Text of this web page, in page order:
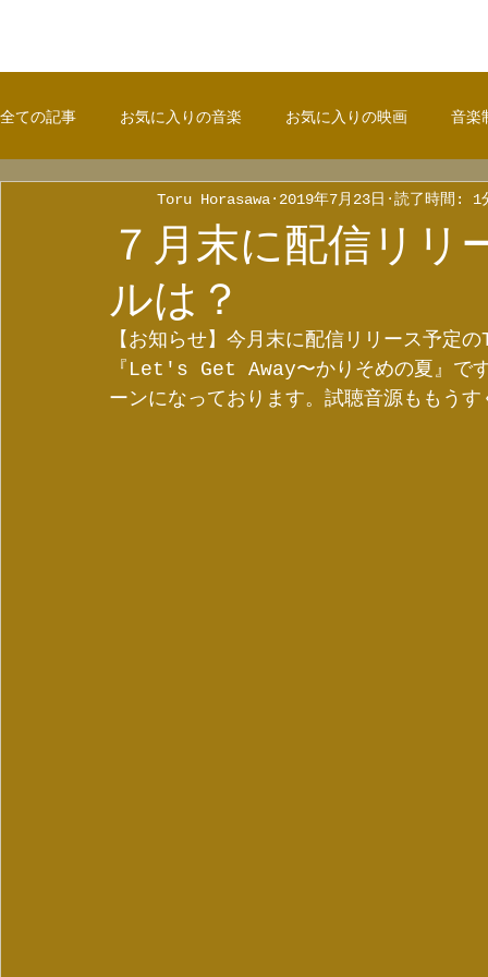
全ての記事 お気に入りの音楽 お気に入りの映画 音楽
７月末に配信リリ
ルは？
Toru Horasawa 2019年7月23日 読了時間: 1
【お知らせ】今月末に配信リリース予
『Let's Get Away〜かりそめの夏』で
ーンになっております。試聴音源ももう